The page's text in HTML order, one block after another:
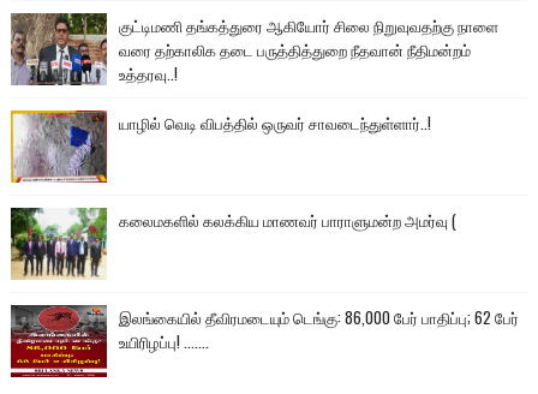
குட்டிமணி தங்கத்துரை ஆகியோர் சிலை நிறுவுவதற்கு நாளை
வரை தற்காலிக தடை பருத்தித்துறை நீதவான் நீதிமன்றம்
உத்தரவு..!
யாழில் வெடி விபத்தில் ஒருவர் சாவடைந்துள்ளார்..!
கலைமகளில் கலக்கிய மாணவர் பாராளுமன்ற அமர்வு (
இலங்கையில் தீவிரமடையும் டெங்கு: 86,000 பேர் பாதிப்பு; 62 பேர்
உயிரிழப்பு! .......